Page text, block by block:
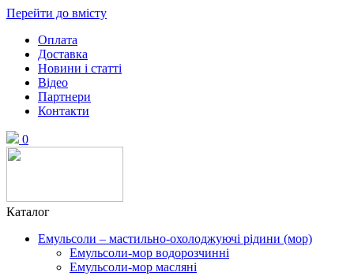
Перейти до вмісту
Оплата
Доставка
Новини і статті
Відео
Партнери
Контакти
0
Каталог
Емульсоли – мастильно-охолоджуючі рідини (мор)
Емульсоли-мор водорозчинні
Емульсоли-мор масляні